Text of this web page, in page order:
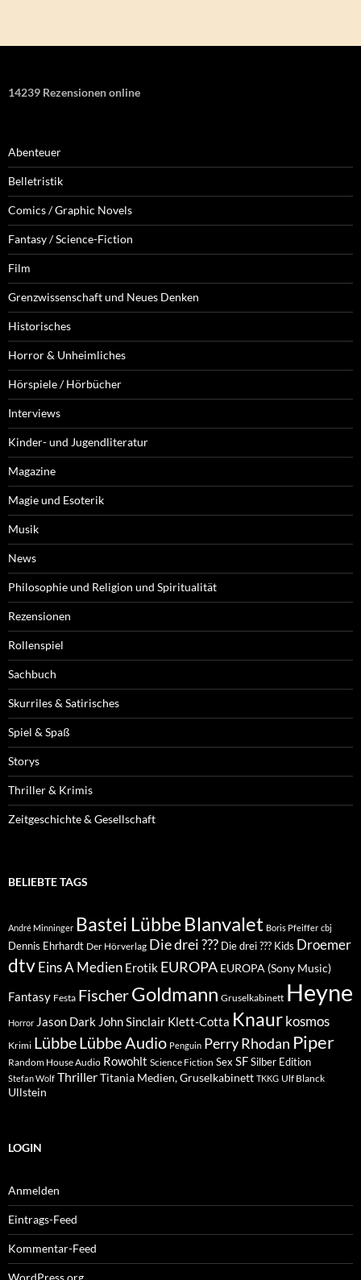
14239 Rezensionen online
Abenteuer
Belletristik
Comics / Graphic Novels
Fantasy / Science-Fiction
Film
Grenzwissenschaft und Neues Denken
Historisches
Horror & Unheimliches
Hörspiele / Hörbücher
Interviews
Kinder- und Jugendliteratur
Magazine
Magie und Esoterik
Musik
News
Philosophie und Religion und Spiritualität
Rezensionen
Rollenspiel
Sachbuch
Skurriles & Satirisches
Spiel & Spaß
Storys
Thriller & Krimis
Zeitgeschichte & Gesellschaft
BELIEBTE TAGS
André Minninger Bastei Lübbe Blanvalet Boris Pfeiffer cbj
Dennis Ehrhardt Der Hörverlag Die drei ??? Die drei ??? Kids Droemer
dtvEins A Medien Erotik EUROPA EUROPA (Sony Music)
Fantasy Festa FischerGoldmann Gruselkabinett Heyne
Horror Jason Dark John Sinclair Klett-Cotta Knaur kosmos
Krimi LübbeLübbe Audio Penguin Perry Rhodan Piper
Random House Audio Rowohlt Science Fiction Sex SFSilber Edition
Stefan Wolf ThrillerTitania Medien, Gruselkabinett TKKG Ulf Blanck
Ullstein
LOGIN
Anmelden
Eintrags-Feed
Kommentar-Feed
WordPress.org